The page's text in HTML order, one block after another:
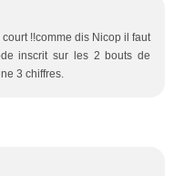
!!comme dis Nicop il faut
inscrit sur les 2 bouts de
3 chiffres.